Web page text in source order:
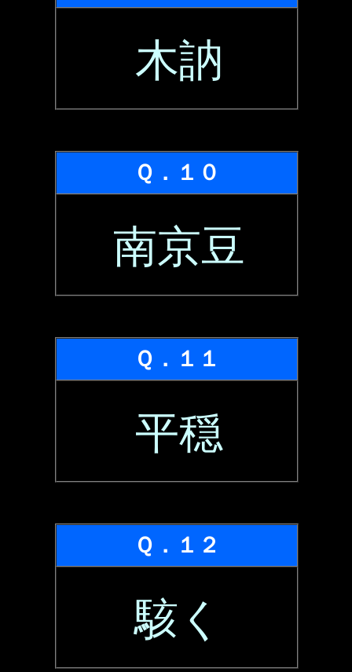
木訥
Ｑ．１０
南京豆
Ｑ．１１
平穏
Ｑ．１２
駭く